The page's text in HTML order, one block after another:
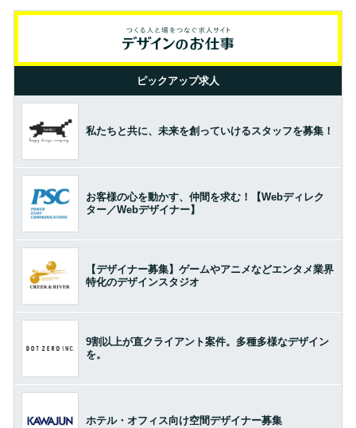
ピックアップ求人
私たちと共に、未来を創っていけるスタッフを募集！
お客様の心を動かす、仲間を求む！【Webディレク
ター／Webデザイナー】
【デザイナー募集】ゲームやアニメなどエンタメ業界
特化のデザインスタジオ
9割以上が直クライアント案件。多種多様なデザイン
を。
ホテル・オフィス向け空間デザイナー募集